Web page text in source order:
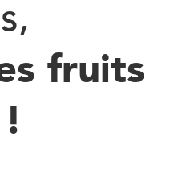
fruits